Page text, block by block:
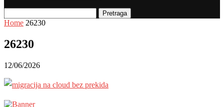
Pretraga
Home 26230
26230
12/06/2026